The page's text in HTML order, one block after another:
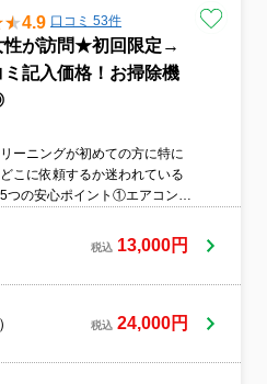
4.9 口コミ 53件
が訪問★初回限定→
ミ記入価格！お掃除機
ーニングが初めての方に特に
こに依頼するか迷われている
つの安心ポイント①エアコンク
全機種対応③全作業工程はすべ
で安心④損害保険加入済みで万
にも配慮）
税込 13,000円
税込 24,000円